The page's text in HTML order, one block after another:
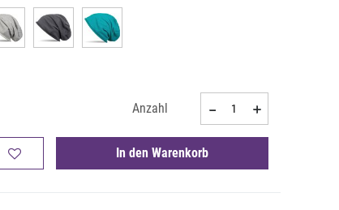
Anzahl
In den Warenkorb